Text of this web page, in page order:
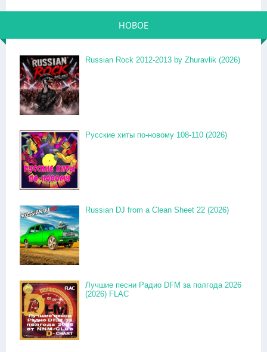
НОВОЕ
Russian Rock 2012-2013 by Zhuravlik (2026)
Русские хиты по-новому 108-110 (2026)
Russian DJ from a Clean Sheet 22 (2026)
Лучшие песни Радио DFM за полгода 2026
(2026) FLAC